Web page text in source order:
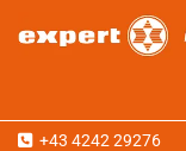
 +43 4242 29276